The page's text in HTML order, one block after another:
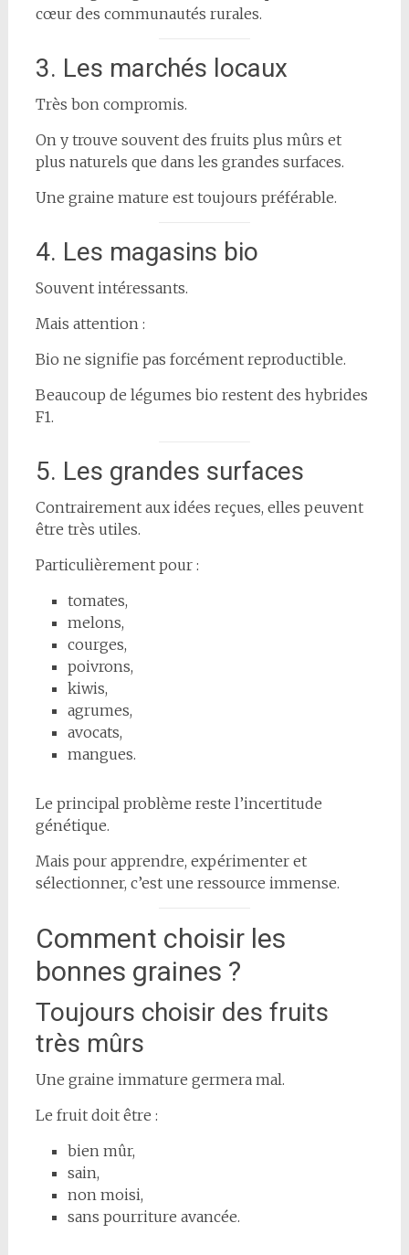
cœur des communautés rurales.
3. Les marchés locaux
Très bon compromis.
On y trouve souvent des fruits plus mûrs et
plus naturels que dans les grandes surfaces.
Une graine mature est toujours préférable.
4. Les magasins bio
Souvent intéressants.
Mais attention :
Bio ne signifie pas forcément reproductible.
Beaucoup de légumes bio restent des hybrides
F1.
5. Les grandes surfaces
Contrairement aux idées reçues, elles peuvent
être très utiles.
Particulièrement pour :
tomates,
melons,
courges,
poivrons,
kiwis,
agrumes,
avocats,
mangues.
Le principal problème reste l’incertitude
génétique.
Mais pour apprendre, expérimenter et
sélectionner, c’est une ressource immense.
Comment choisir les
bonnes graines ?
Toujours choisir des fruits
très mûrs
Une graine immature germera mal.
Le fruit doit être :
bien mûr,
sain,
non moisi,
sans pourriture avancée.